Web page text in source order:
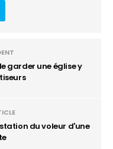
garder une église y
du voleur d'une